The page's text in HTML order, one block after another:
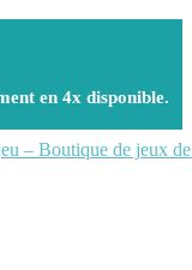
en 4x disponible.